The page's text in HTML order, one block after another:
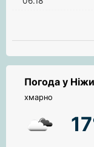
Погода у
хмарно